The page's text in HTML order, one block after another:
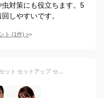
対策にも役立ちます。5
しやすいです。
ト (1件) >
ジャージ レディース メンズ 上下セット セットアップ セットジャージ トレーニングウェア ラインジャージ スポーツ ルームウェア 部屋着 運動着 男性用 女性用 ランニング ジョギング ウォーキング ピンク ネイビー 水色 グリーン 緑色 PONTAPES ポンタペス PSS-690 《☆》